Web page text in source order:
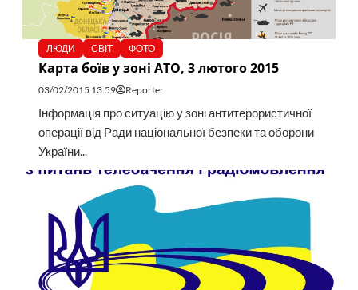
ЛЮДИ СВІТ ФОТО
Карта боїв у зоні АТО, 3 лютого 2015
03/02/2015 13:59 Reporter
Інформація про ситуацію у зоні антитерористичної
операції від Ради національної безпеки та оборони
України...